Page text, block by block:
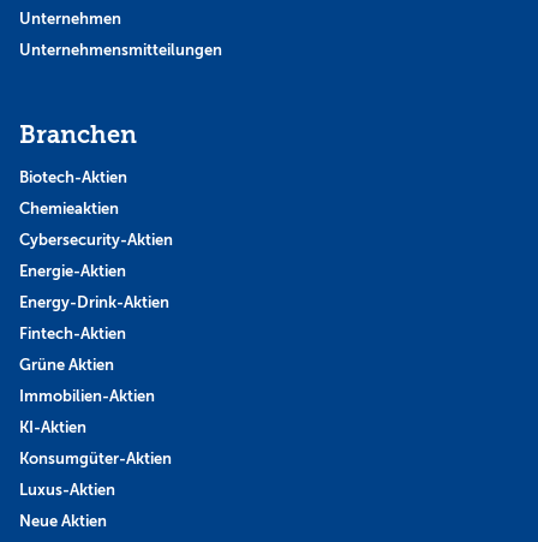
Unternehmen
Unternehmensmitteilungen
Branchen
Biotech-Aktien
Chemieaktien
Cybersecurity-Aktien
Energie-Aktien
Energy-Drink-Aktien
Fintech-Aktien
Grüne Aktien
Immobilien-Aktien
KI-Aktien
Konsumgüter-Aktien
Luxus-Aktien
Neue Aktien